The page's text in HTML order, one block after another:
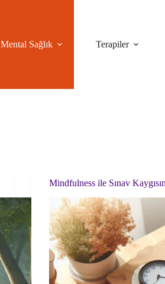
Mental Sağlık Terapiler
Mindfulness ile Sınav